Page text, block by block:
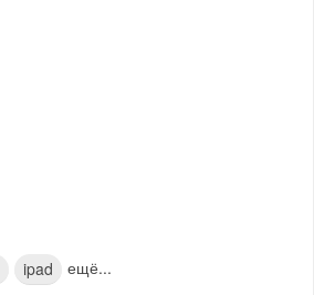
ipad ещё...